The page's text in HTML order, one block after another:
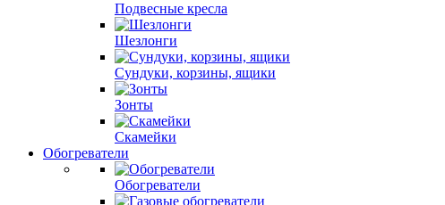
Подвесные кресла
Шезлонги
Сундуки, корзины, ящики
Зонты
Скамейки
Обогреватели
Обогреватели